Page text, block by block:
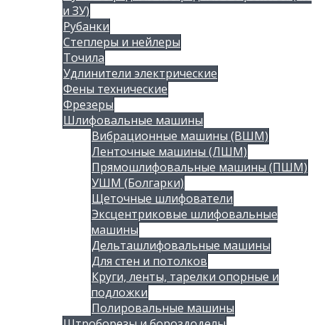
и ЗУ)
Рубанки
Степлеры и нейлеры
Точила
Удлинители электрические
Фены технические
Фрезеры
Шлифовальные машины
Вибрационные машины (ВШМ)
Ленточные машины (ЛШМ)
Прямошлифовальные машины (ПШМ)
УШМ (Болгарки)
Щеточные шлифователи
Эксцентриковые шлифовальные
машины
Дельташлифовальные машины
Для стен и потолков
Круги, ленты, тарелки опорные и
подложки
Полировальные машины